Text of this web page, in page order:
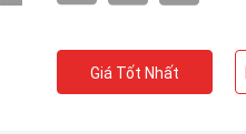
Giá Tốt Nhất